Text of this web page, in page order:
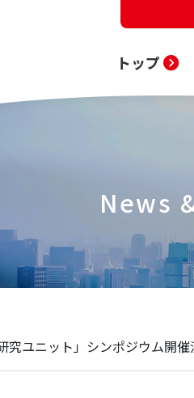
トップ
News
究ユニット」シンポジウム開催